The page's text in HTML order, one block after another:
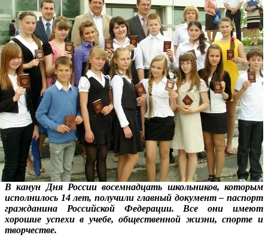
В канун Дня России восемнадцать школьников, которым
исполнилось 14 лет, получили главный документ – паспорт
гражданина Российской Федерации. Все они имеют
хорошие успехи в учебе, общественной жизни, спорте и
творчестве.